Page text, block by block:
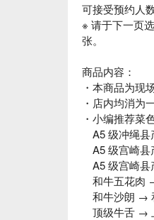
可接受预约人
※ 请于下一页
张。
商品内容：
・本商品为现
・店内均消为
・小编推荐菜
A5 级冲绳县
A5 级宫崎县
A5 级宫崎县
和牛五花肉
和牛沙朗 →
顶级牛舌 →